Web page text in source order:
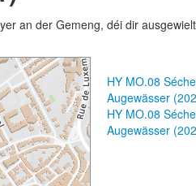
an der Gemeng, déi dir
HY MO.08
Augewässer
HY MO.08
Augewässer